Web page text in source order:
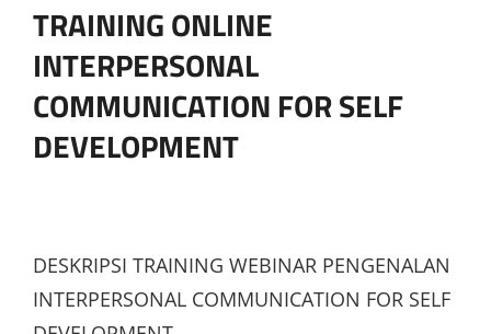
TRAINING ONLINE
INTERPERSONAL
COMMUNICATION FOR SELF
DEVELOPMENT
DESKRIPSI TRAINING WEBINAR PENGENALAN
INTERPERSONAL COMMUNICATION FOR SELF